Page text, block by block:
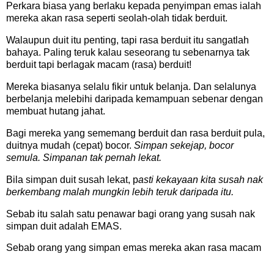
Perkara biasa yang berlaku kepada penyimpan emas ialah
mereka akan rasa seperti seolah-olah tidak berduit.
Walaupun duit itu penting, tapi rasa berduit itu sangatlah
bahaya. Paling teruk kalau seseorang tu sebenarnya tak
berduit tapi berlagak macam (rasa) berduit!
Mereka biasanya selalu fikir untuk belanja. Dan selalunya
berbelanja melebihi daripada kemampuan sebenar dengan
membuat hutang jahat.
Bagi mereka yang sememang berduit dan rasa berduit pula,
duitnya mudah (cepat) bocor. Simpan sekejap, bocor
semula. Simpanan tak pernah lekat.
Bila simpan duit susah lekat, pasti kekayaan kita susah nak
berkembang malah mungkin lebih teruk daripada itu.
Sebab itu salah satu penawar bagi orang yang susah nak
simpan duit adalah EMAS.
Sebab orang yang simpan emas mereka akan rasa macam